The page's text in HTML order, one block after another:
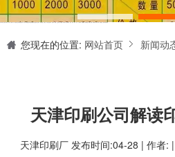
关于我们
联系我们
您现在的位置: 网站首页 新闻动
天津印刷公司解读
天津印刷厂 发布时间:04-28 | 作者: